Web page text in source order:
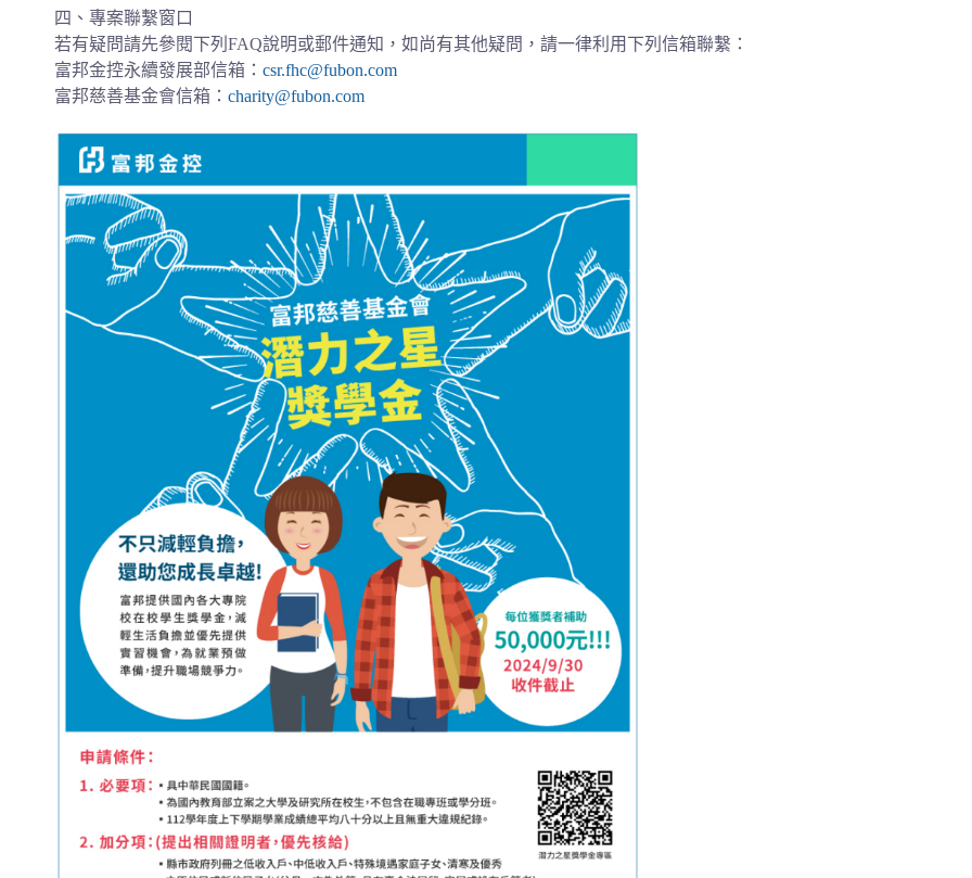
四、專案聯繫窗口
若有疑問請先參閱下列FAQ說明或郵件通知，如尚有其他疑問，請一律利用下列信箱聯繫：
富邦金控永續發展部信箱： csr.fhc@fubon.com
富邦慈善基金會信箱： charity@fubon.com